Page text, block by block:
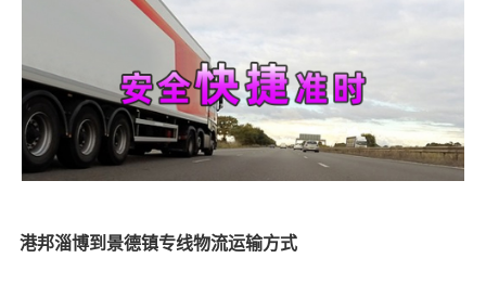
港邦淄博到景德镇专线物流运输方式